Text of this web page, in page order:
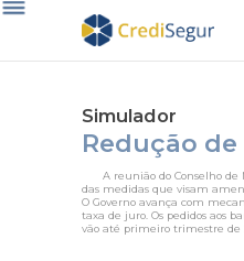
Simulador
Redução
A reunião do Conselho
das medidas que visam
O Governo avança com
taxa de juro. Os pedidos aos
vão até primeiro trimestre de